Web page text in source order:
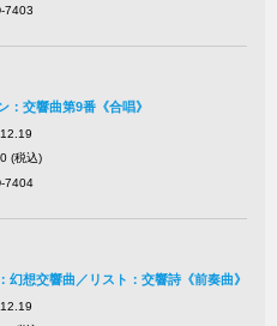
7403
：交響曲第9番《合唱》
(税込)
7404
幻想交響曲／リスト：交響詩《前奏曲》